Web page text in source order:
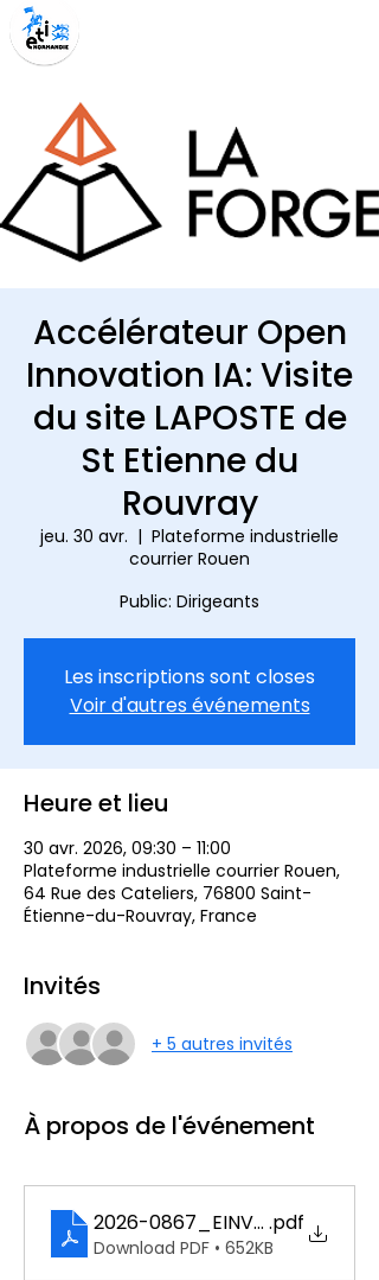
Accélérateur Open
Innovation IA: Visite
du site LAPOSTE de
St Etienne du
Rouvray
jeu. 30 avr.
  |
Plateforme industrielle
courrier Rouen
Public: Dirigeants
Les inscriptions sont closes
Voir d'autres événements
Heure et lieu
30 avr. 2026, 09:30 – 11:00
Plateforme industrielle courrier Rouen,
64 Rue des Cateliers, 76800 Saint-
Étienne-du-Rouvray, France
Invités
+ 5 autres invités
À propos de l'événement
2026- .pdf
Download PDF • 652KB